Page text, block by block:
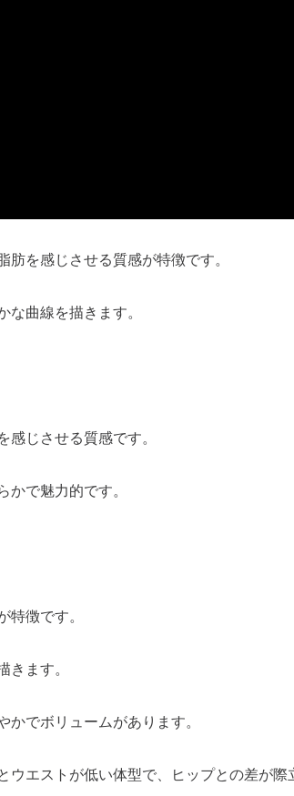
を感じさせる質感が特徴です。
曲線を描きます。
じさせる質感です。
で魅力的です。
徴です。
ます。
でボリュームがあります。
ウエストが低い体型で、ヒップとの差が